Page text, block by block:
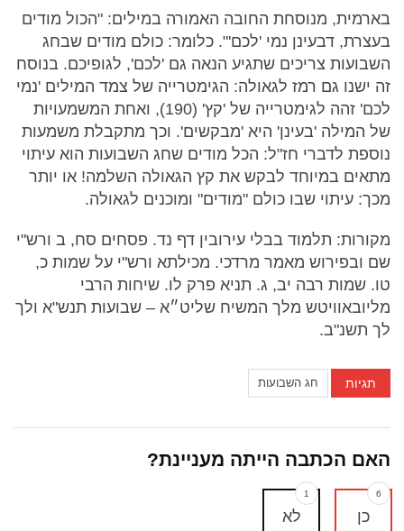
בארמית, מנוסחת החובה האמורה במילים: "הכול מודים
בעצרת, דבעינן נמי 'לכם'". כלומר: כולם מודים שבחג
השבועות צריכים שתגיע הנאה גם 'לכם', לגופיכם. בנוסח
זה ישנו גם רמז לגאולה: הגימטרייה של צמד המילים 'נמי
לכם' זהה לגימטרייה של 'קץ' (190), ואחת המשמעויות
של המילה 'בעינן' היא 'מבקשים'. וכך מתקבלת משמעות
נוספת לדברי חז"ל: הכל מודים שחג השבועות הוא עיתוי
מתאים במיוחד לבקש את קץ הגאולה השלמה! או יותר
מכך: עיתוי שבו כולם "מודים" ומוכנים לגאולה.
מקורות: תלמוד בבלי עירובין דף נד. פסחים סח, ב ורש"י
שם ובפירוש מאמר מרדכי. מכילתא ורש"י על שמות כ,
טו. שמות רבה יב, ג. תניא פרק לו. שיחות הרבי
מליובאוויטש מלך המשיח שליט״א – שבועות תנש"א ולך
לך תשנ"ב.
תגיות חג השבועות
האם הכתבה הייתה מעניינת?
כן
6
לא
1